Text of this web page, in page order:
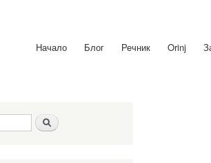
Начало Блог Речник Orinj